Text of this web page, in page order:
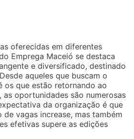
oferecidas em diferentes
Emprega Maceió se destaca
e diversificado, destinado
aqueles que buscam o
os que estão retornando ao
as oportunidades são numerosas
da organização é que
de vagas increase, mas também
efetivas supere as edições